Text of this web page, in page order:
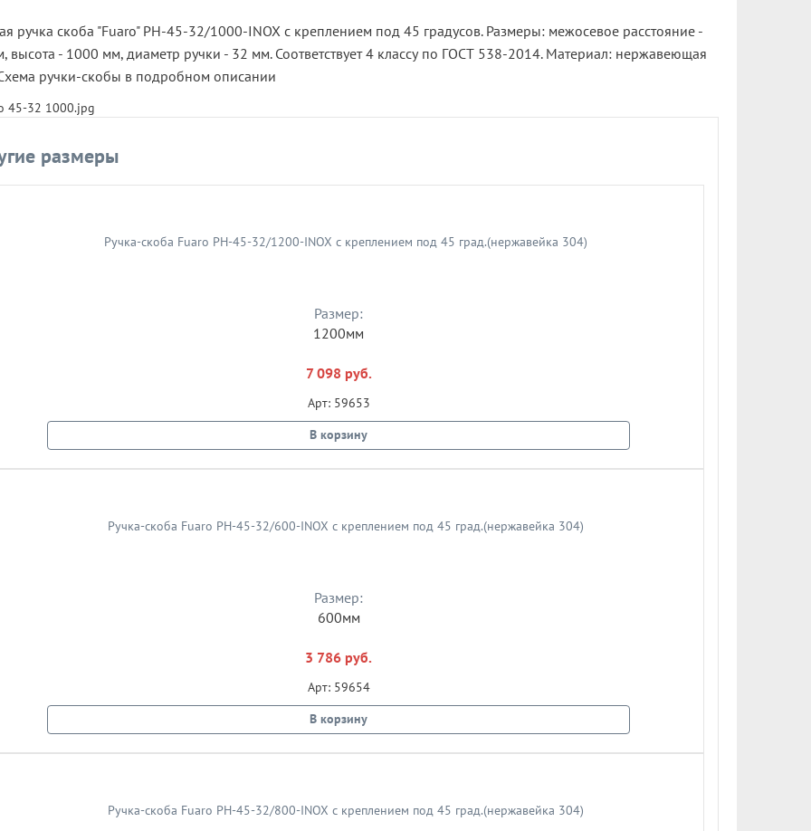
ручка скоба "Fuaro" PH-45-32/1000-INOX с креплением под 45 градусов. Размеры: межосевое расстояние -
высота - 1000 мм, диаметр ручки - 32 мм. Соответствует 4 классу по ГОСТ 538-2014. Материал: нержавеющая
Схема ручки-скобы в подробном описании
размеры
Размер:
1200мм
7 098 руб.
Арт: 59653
В корзину
Размер:
600мм
3 786 руб.
Арт: 59654
В корзину